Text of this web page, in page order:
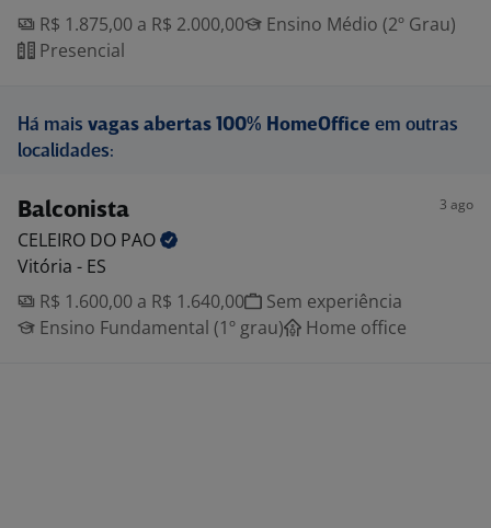
R$ 1.875,00 a R$ 2.000,00
Ensino Médio (2º Grau)
Presencial
Há mais vagas abertas 100% HomeOffice em outras
localidades:
Balconista 3 ago
CELEIRO DO PAO
Vitória - ES
R$ 1.600,00 a R$ 1.640,00
Sem experiência
Ensino Fundamental (1º grau)
Home office